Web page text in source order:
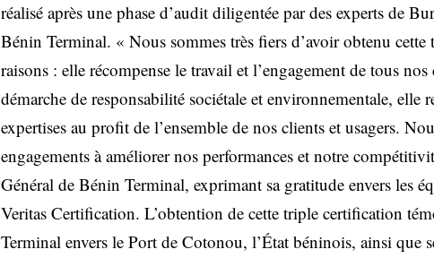
réalisé après une phase d’audit diligentée par des experts de
Bénin Terminal. « Nous sommes très fiers d’avoir obtenu
raisons : elle récompense le travail et l’engagement de tous
démarche de responsabilité sociétale et environnementale, elle
expertises au profit de l’ensemble de nos clients et usagers.
engagements à améliorer nos performances et notre
Général de Bénin Terminal, exprimant sa gratitude envers les
Veritas Certification. L’obtention de cette triple certification
Terminal envers le Port de Cotonou, l’État béninois, ainsi que